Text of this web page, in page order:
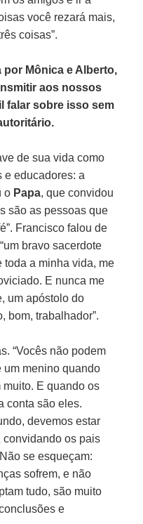
você rezará mais,
coisas”.
Mônica e Alberto,
aos nossos
falar sobre isso sem
de sua vida como
e educadores: a
o Papa, que convidou
são as pessoas que
Francisco falou de
bravo sacerdote
toda a minha vida, me
E nunca me
um apóstolo do
bom, trabalhador”.
“Vocês não podem
um menino quando
E quando os
conta são eles.
devemos estar
convidando os pais
se esqueçam:
sofrem, e não
tudo, são muito
e